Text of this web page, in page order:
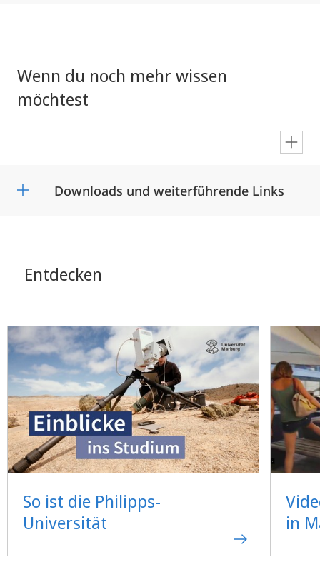
Wenn du noch mehr wissen
möchtest
Downloads und weiterführende Links
Entdecken
So ist die Philipps-
Universität
in